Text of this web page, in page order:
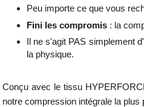
Peu importe ce que vous
Fini les compromis: la
Il ne s'agit PAS simplement
la physique.
Conçu avec le tissu
notre compression intégrale la